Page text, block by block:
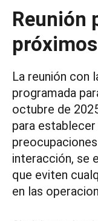
Reunión
La reunión con
programada
octubre de
para
interacción, se
que eviten
en las